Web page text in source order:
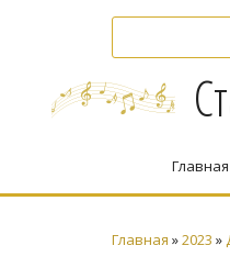
Главная »2023 »